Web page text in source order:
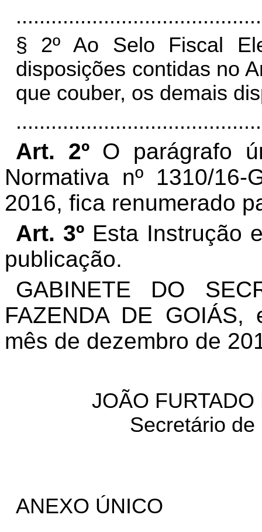
§ 2º Ao Selo Fiscal
disposições contidas no
que couber, os demais
Art. 2ºO parágrafo
Normativa nº 1310/
2016, fica renumerado
Art. 3º Esta Instrução
publicação.
GABINETE DO
FAZENDA DE
mês de dezembro de
JOÃO
Secretário
ANEXO ÚNICO